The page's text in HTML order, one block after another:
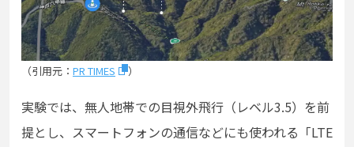
（引用元： PR TIMES ）
実験では、無人地帯での目視外飛行（レベル3.5）を前
提とし、スマートフォンの通信などにも使われる「LTE